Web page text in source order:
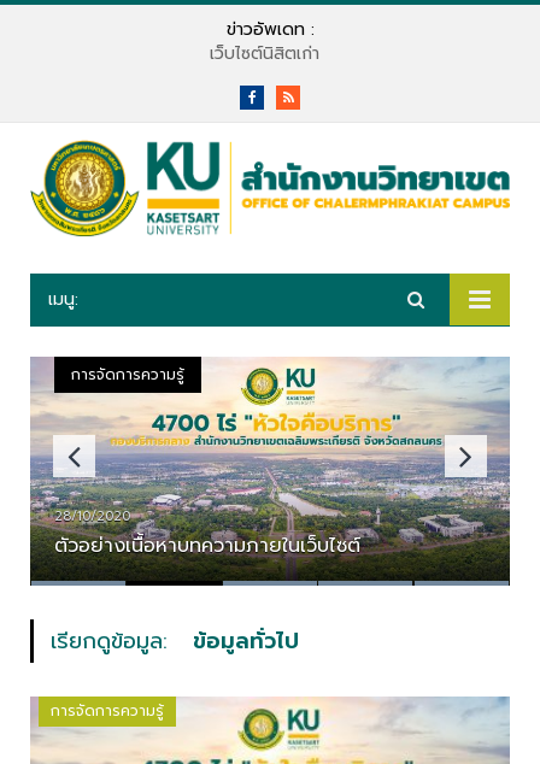
ข่าวอัพเดท :
เว็บไซต์นิสิตเก่า
FacebookRSS
เมนู:
ตัวอย่างเนื้อหาบทความภายในเว็บไซต์
การจัดการความรู้
28/10/2020
ตัวอย่างเนื้อหาบทความภายในเว็บไซต์
ตัวอย่างเนื้อหาบทความภายในเว็บไซต์
ตัวอย่างเนื้อหาบทความภายในเว็บไซต์
ตัวอย่างเนื้อหาบทความภายในเว็บไซต์
เรียกดูข้อมูล: ข้อมูลทั่วไป
การจัดการความรู้